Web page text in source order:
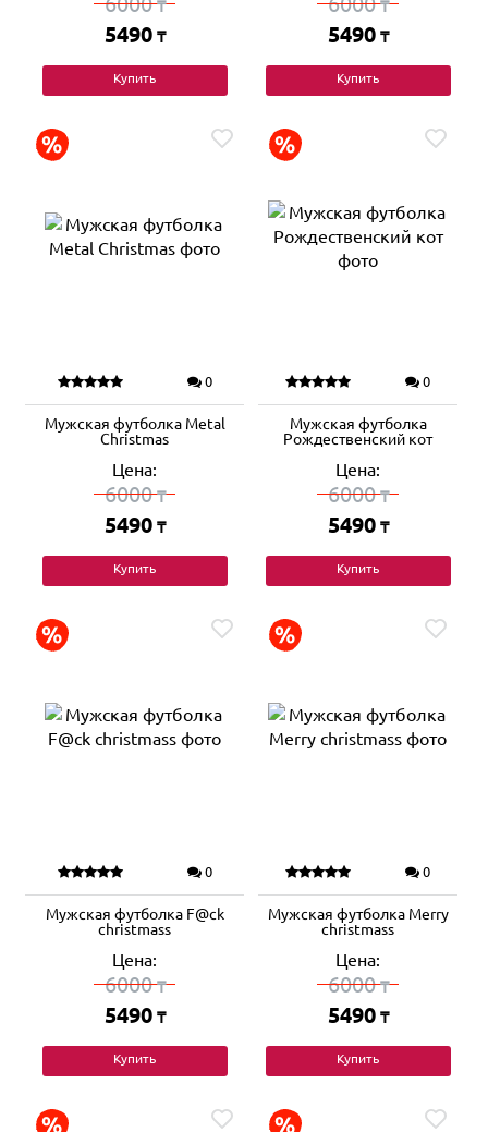
₸
5490 ₸
Купить
₸
5490 ₸
Купить
0
Мужская футболка Metal
Christmas
Цена:
6000₸
5490 ₸
Купить
0
Мужская футболка
Рождественский кот
Цена:
6000₸
5490 ₸
Купить
0
Мужская футболка F@ck
christmass
Цена:
6000₸
5490 ₸
Купить
0
Мужская футболка Merry
christmass
Цена:
6000₸
5490 ₸
Купить